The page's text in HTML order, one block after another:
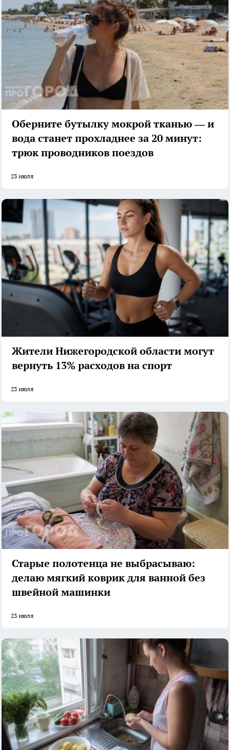
Оберните бутылку мокрой тканью — и
вода станет прохладнее за 20 минут:
трюк проводников поездов
23 июля
Жители Нижегородской области могут
вернуть 13% расходов на спорт
23 июля
Старые полотенца не выбрасываю:
делаю мягкий коврик для ванной без
швейной машинки
23 июля